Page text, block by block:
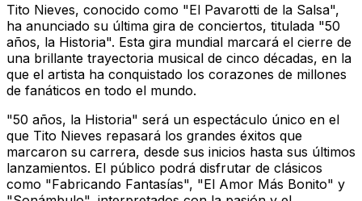
Tito Nieves, conocido como "El Pavarotti de la Salsa",
ha anunciado su última gira de conciertos, titulada "50
años, la Historia". Esta gira mundial marcará el cierre de
una brillante trayectoria musical de cinco décadas, en la
que el artista ha conquistado los corazones de millones
de fanáticos en todo el mundo.
"50 años, la Historia" será un espectáculo único en el
que Tito Nieves repasará los grandes éxitos que
marcaron su carrera, desde sus inicios hasta sus últimos
lanzamientos. El público podrá disfrutar de clásicos
como "Fabricando Fantasías", "El Amor Más Bonito" y